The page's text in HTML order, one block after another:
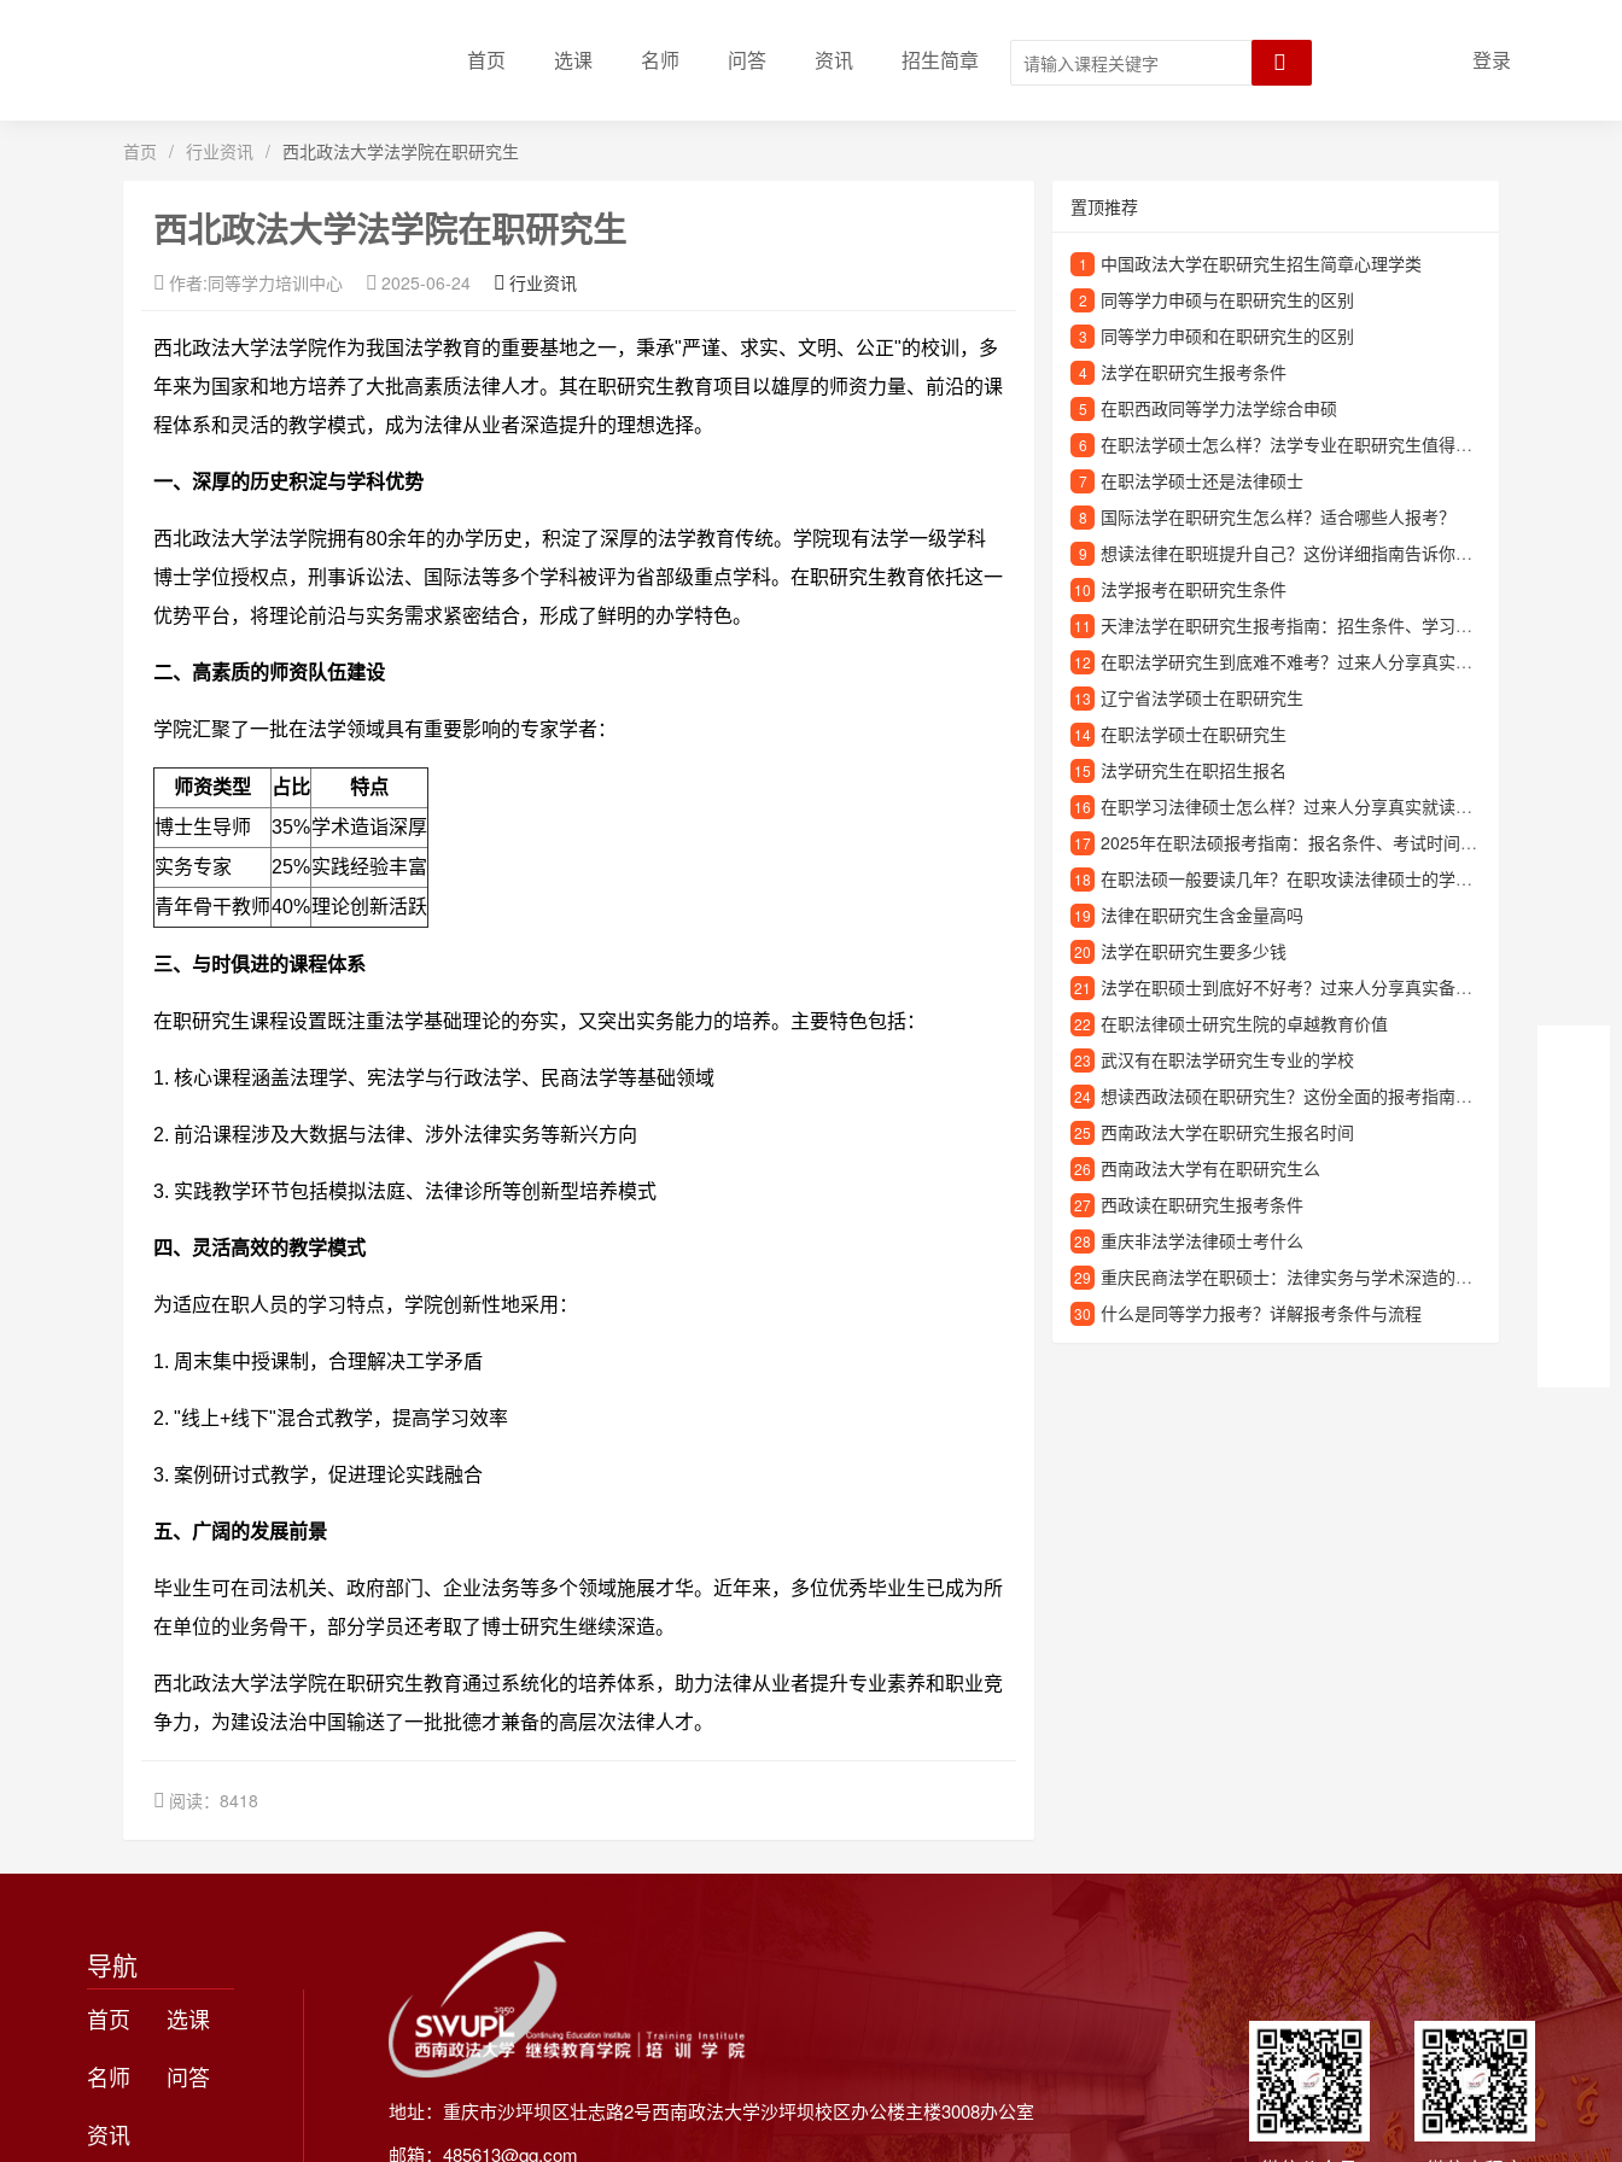
首页 选课 名师 问答 资讯 招生简章 登录
首页 / 行业资讯 / 西北政法大学法学院在职研究生
西北政法大学法学院在职研究生
作者:同等学力培训中心 2025-06-24 行业资讯
西北政法大学法学院作为我国法学教育的重要基地之一，秉承"严谨、求实、文明、公正"的校训，多
年来为国家和地方培养了大批高素质法律人才。其在职研究生教育项目以雄厚的师资力量、前沿的课
程体系和灵活的教学模式，成为法律从业者深造提升的理想选择。
一、深厚的历史积淀与学科优势
西北政法大学法学院拥有80余年的办学历史，积淀了深厚的法学教育传统。学院现有法学一级学科
博士学位授权点，刑事诉讼法、国际法等多个学科被评为省部级重点学科。在职研究生教育依托这一
优势平台，将理论前沿与实务需求紧密结合，形成了鲜明的办学特色。
二、高素质的师资队伍建设
学院汇聚了一批在法学领域具有重要影响的专家学者：
师资类型 占比
特点
博士生导师
35%学术造诣深厚
实务专家
25%实践经验丰富
青年骨干教师40%理论创新活跃
三、与时俱进的课程体系
在职研究生课程设置既注重法学基础理论的夯实，又突出实务能力的培养。主要特色包括：
1. 核心课程涵盖法理学、宪法学与行政法学、民商法学等基础领域
2. 前沿课程涉及大数据与法律、涉外法律实务等新兴方向
3. 实践教学环节包括模拟法庭、法律诊所等创新型培养模式
四、灵活高效的教学模式
为适应在职人员的学习特点，学院创新性地采用：
1. 周末集中授课制，合理解决工学矛盾
2. "线上+线下"混合式教学，提高学习效率
3. 案例研讨式教学，促进理论实践融合
五、广阔的发展前景
毕业生可在司法机关、政府部门、企业法务等多个领域施展才华。近年来，多位优秀毕业生已成为所
在单位的业务骨干，部分学员还考取了博士研究生继续深造。
西北政法大学法学院在职研究生教育通过系统化的培养体系，助力法律从业者提升专业素养和职业竞
争力，为建设法治中国输送了一批批德才兼备的高层次法律人才。
阅读：8418
置顶推荐
1 中国政法大学在职研究生招生简章心理学类
2 同等学力申硕与在职研究生的区别
3 同等学力申硕和在职研究生的区别
4 法学在职研究生报考条件
5 在职西政同等学力法学综合申硕
6 在职法学硕士怎么样？法学专业在职研究生值得读吗？
7 在职法学硕士还是法律硕士
8 国际法学在职研究生怎么样？适合哪些人报考？
9 想读法律在职班提升自己？这份详细指南告诉你该怎么做
10 法学报考在职研究生条件
11 天津法学在职研究生报考指南：招生条件、学习方式和就业前景解析
12 在职法学研究生到底难不难考？过来人分享真实体验
13 辽宁省法学硕士在职研究生
14 在职法学硕士在职研究生
15 法学研究生在职招生报名
16 在职学习法律硕士怎么样？过来人分享真实就读体验
17 2025年在职法硕报考指南：报名条件、考试时间与职业发展解读
18 在职法硕一般要读几年？在职攻读法律硕士的学制解析
19 法律在职研究生含金量高吗
20 法学在职研究生要多少钱
21 法学在职硕士到底好不好考？过来人分享真实备考经验
22 在职法律硕士研究生院的卓越教育价值
23 武汉有在职法学研究生专业的学校
24 想读西政法硕在职研究生？这份全面的报考指南值得收藏
25 西南政法大学在职研究生报名时间
26 西南政法大学有在职研究生么
27 西政读在职研究生报考条件
28 重庆非法学法律硕士考什么
29 重庆民商法学在职硕士：法律实务与学术深造的融合之路
30 什么是同等学力报考？详解报考条件与流程
导航
首页
选课
名师
问答
资讯
地址：重庆市沙坪坝区壮志路2号西南政法大学沙坪坝校区办公楼主楼3008办公室
邮箱：485613@qq.com